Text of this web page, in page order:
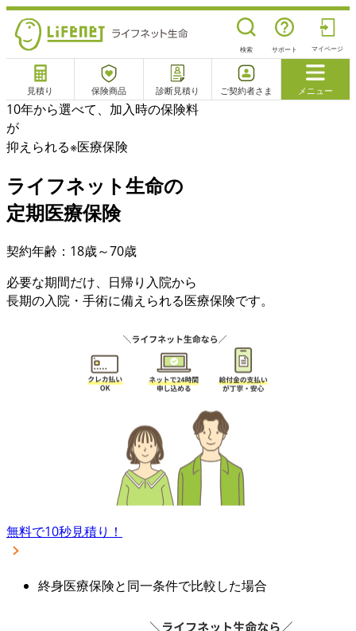
検索 サポート マイページ
見積り 保険商品 診断見積り ご契約者さま メニュー
サポート
チャットサポート 電話で相談
10年から選べて、加入時の保険料
が
抑えられる※医療保険
ライフネット生命の
定期医療保険
契約年齢：18歳～70歳
必要な期間だけ、日帰り入院から
長期の入院・手術に備えられる医療保険です。
無料で10秒見積り！
終身医療保険と同一条件で比較した場合